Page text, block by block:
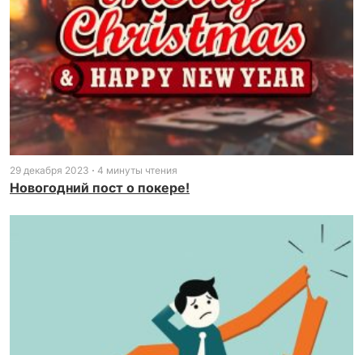
29 декабря 2023 4 минуты чтения
Новогодний пост о покере!